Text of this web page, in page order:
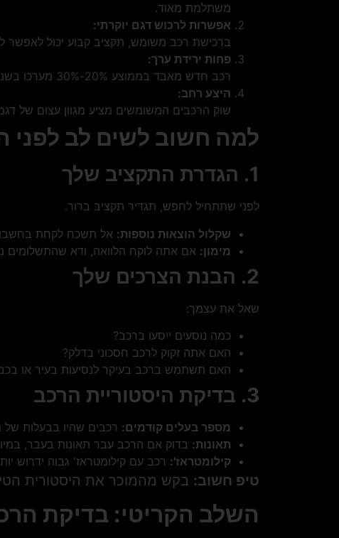
משתלמת מאוד.
אפשרות לרכוש דגם יוקרתי:
ברכישת רכב משומש, תקציב קבוע יכול לאפשר
פחות ירידת ערך:
רכב חדש מאבד בממוצע 20%-30% מערכו בשנה הראשונה. ברכב משומש, הירידה הזו מתמתנת.
היצע רחב:
שוק הרכבים המשומשים מציע מגוון עצום של
למה חשוב לשים לב לפני
1. הגדרת התקציב שלך
לפני שתתחיל לחפש, תגדיר תקציב ברור.
שקלול הוצאות נוספות: אל תשכח לקחת בחשבון
מימון: אם אתה לוקח הלוואה, ודא שהתשלומים
2. הבנת הצרכים שלך
שאל את עצמך:
כמה נוסעים ייסעו ברכב?
האם אתה זקוק לרכב חסכוני בדלק?
האם תשתמש ברכב בעיקר לנסיעות בעיר או
3. בדיקת היסטוריית הרכב
מספר בעלים קודמים: רכבים שהיו בבעלות של
תאונות: בדוק אם הרכב עבר תאונות בעבר,
קילומטראז': רכב עם קילומטראז' גבוה ידרוש
טיפ חשוב: בקש מהמוכר את היסטורית
השלב הקריטי: בדיקת